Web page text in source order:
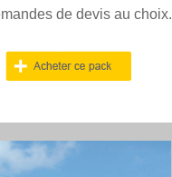
de devis au choix.
SYDNEY